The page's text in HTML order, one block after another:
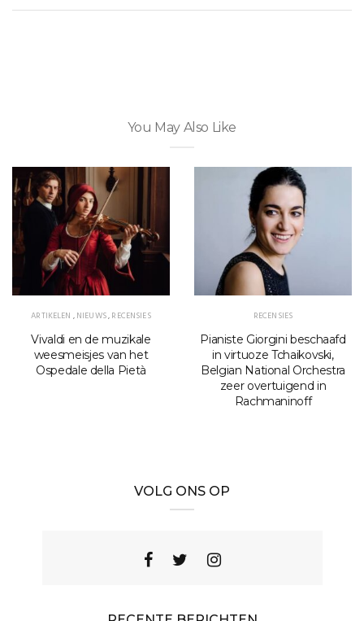
You May Also Like
ARTIKELEN ,NIEUWS,RECENSIES
Vivaldi en de muzikale
weesmeisjes van het
Ospedale della Pietà
RECENSIES
Pianiste Giorgini beschaafd
in virtuoze Tchaikovski,
Belgian National Orchestra
zeer overtuigend in
Rachmaninoff
VOLG ONS OP